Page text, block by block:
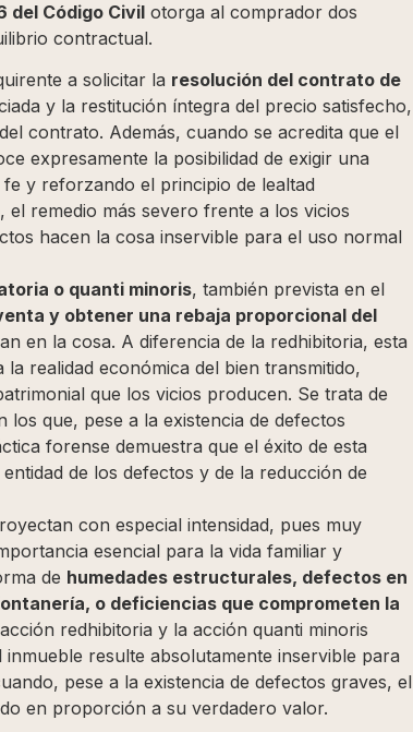
del Código Civil otorga al comprador dos
contractual.
a solicitar la resolución del contrato de
y la restitución íntegra del precio satisfecho,
contrato. Además, cuando se acredita que el
expresamente la posibilidad de exigir una
y reforzando el principio de lealtad
remedio más severo frente a los vicios
hacen la cosa inservible para el uso normal
o quanti minoris, también prevista en el
y obtener una rebaja proporcional del
en la cosa. A diferencia de la redhibitoria, esta
realidad económica del bien transmitido,
que los vicios producen. Se trata de
que, pese a la existencia de defectos
forense demuestra que el éxito de esta
de los defectos y de la reducción de
con especial intensidad, pues muy
esencial para la vida familiar y
de humedades estructurales, defectos en
o deficiencias que comprometen la
redhibitoria y la acción quanti minoris
resulte absolutamente inservible para
pese a la existencia de defectos graves, el
en proporción a su verdadero valor.